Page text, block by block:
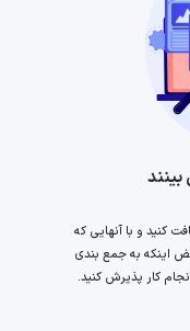
کنید و با آنهایی که
اینکه به جمع بندی
کار پذیرش کنید.